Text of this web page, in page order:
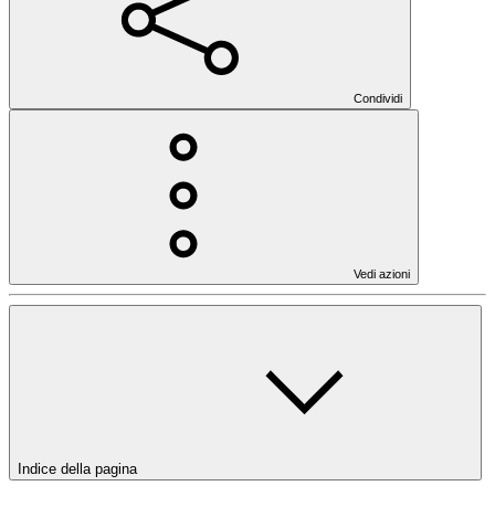
Condividi
Vedi azioni
Indice della pagina